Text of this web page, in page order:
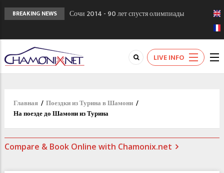
BREAKING NEWS
Сочи 2014 - 90 лет спустя олимпиады
Кол де Монте закрыт 11 января 2013
Chamonixporusski - Русское Шамони. Мы
вам поможем!
LIVE INFO
Главная / Поездки из Турина в Шамони /
На поезде до Шамони из Турина
Compare & Book Online with Chamonix.net